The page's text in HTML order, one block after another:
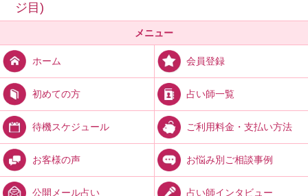
ジ目)
メニュー
ホーム 会員登録
初めての方 占い師一覧
待機スケジュール ご利用料金・支払い方法
お客様の声 お悩み別ご相談事例
公開メール占い 占い師インタビュー